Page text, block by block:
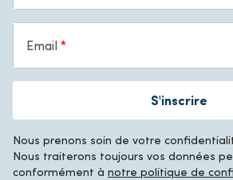
Email
S'inscrire
Nous prenons soin de votre
Nous traiterons toujours vos données
conformément à notre politique de